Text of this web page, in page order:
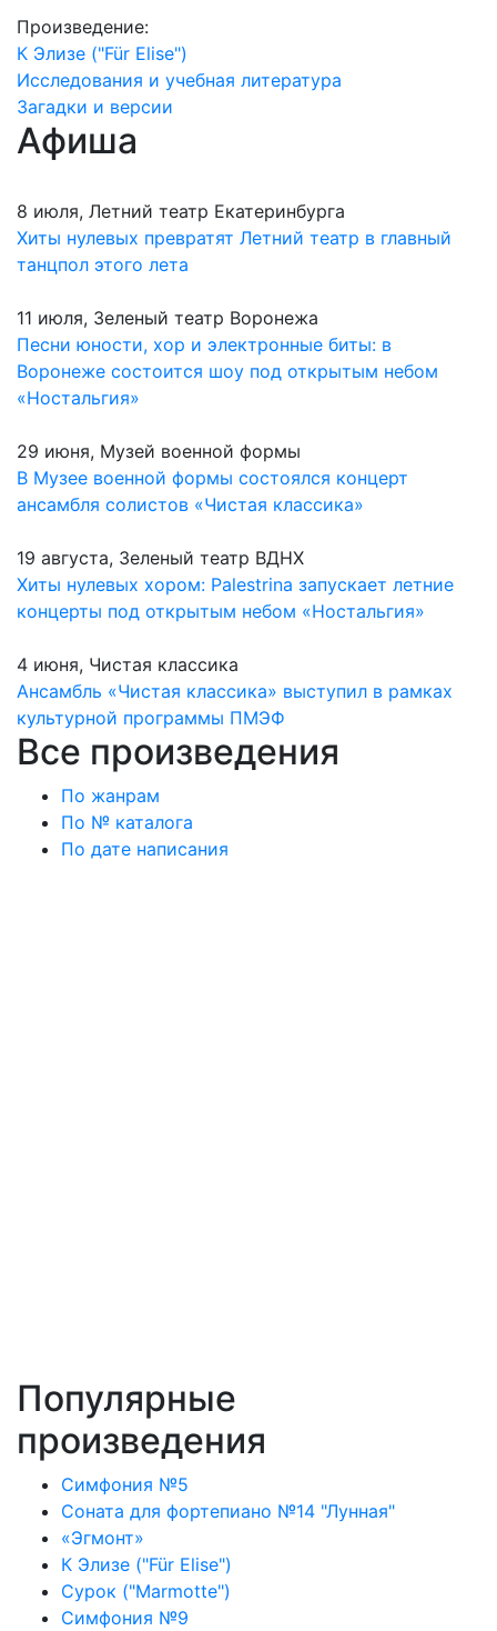
Произведение:
К Элизе ("Für Elise")
Исследования и учебная литература
Загадки и версии
Афиша
8 июля, Летний театр Екатеринбурга
Хиты нулевых превратят Летний театр в главный
танцпол этого лета
11 июля, Зеленый театр Воронежа
Песни юности, хор и электронные биты: в
Воронеже состоится шоу под открытым небом
«Ностальгия»
29 июня, Музей военной формы
В Музее военной формы состоялся концерт
ансамбля солистов «Чистая классика»
19 августа, Зеленый театр ВДНХ
Хиты нулевых хором: Palestrina запускает летние
концерты под открытым небом «Ностальгия»
4 июня, Чистая классика
Ансамбль «Чистая классика» выступил в рамках
культурной программы ПМЭФ
Все произведения
По жанрам
По № каталога
По дате написания
Популярные
произведения
Симфония №5
Соната для фортепиано №14 "Лунная"
«Эгмонт»
К Элизе ("Für Elise")
Сурок ("Marmotte")
Симфония №9